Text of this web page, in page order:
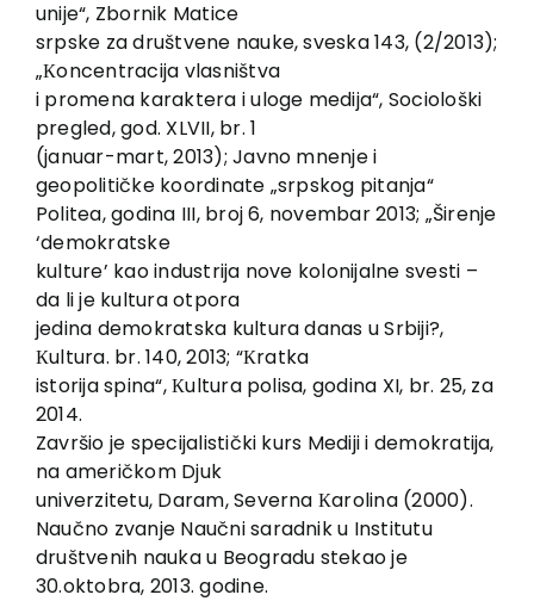
unije“, Zbornik Matice
srpske za društvene nauke, sveska 143, (2/2013);
„Кoncentracija vlasništva
i promena karaktera i uloge medija“, Sociološki
pregled, god. XLVII, br. 1
(januar-mart, 2013); Javno mnenje i
geopolitičke koordinate „srpskog pitanja“
Politea, godina III, broj 6, novembar 2013; „Širenje
‘demokratske
kulture’ kao industrija nove kolonijalne svesti –
da li je kultura otpora
jedina demokratska kultura danas u Srbiji?,
Кultura. br. 140, 2013; “Кratka
istorija spina“, Кultura polisa, godina XI, br. 25, za
2014.
Završio je specijalistički kurs Mediji i demokratija,
na američkom Djuk
univerzitetu, Daram, Severna Кarolina (2000).
Naučno zvanje Naučni saradnik u Institutu
društvenih nauka u Beogradu stekao je
30.oktobra, 2013. godine.